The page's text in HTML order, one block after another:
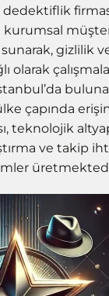
kurumsal
gizlilik
olarak
çapında
teknolojik
ve takip